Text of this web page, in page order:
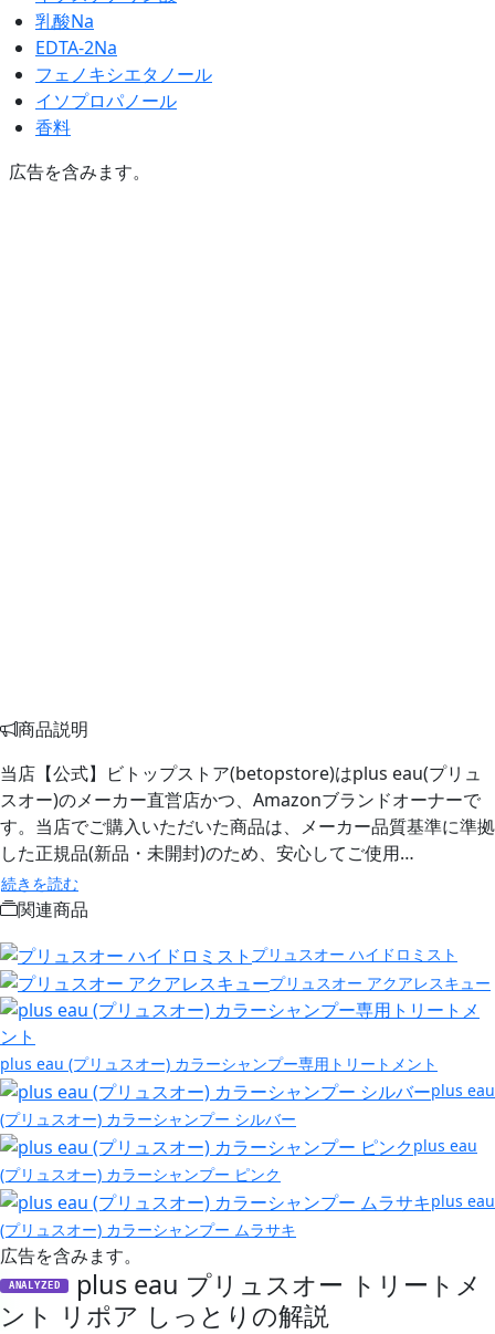
乳酸Na
EDTA-2Na
フェノキシエタノール
イソプロパノール
香料
広告を含みます。
商品説明
当店【公式】ビトップストア(betopstore)はplus eau(プリュ
スオー)のメーカー直営店かつ、Amazonブランドオーナーで
す。当店でご購入いただいた商品は、メーカー品質基準に準拠
した正規品(新品・未開封)のため、安心してご使用…
続きを読む
関連商品
プリュスオー ハイドロミスト
プリュスオー アクアレスキュー
plus eau (プリュスオー) カラーシャンプー専用トリートメント
plus eau
(プリュスオー) カラーシャンプー シルバー
plus eau
(プリュスオー) カラーシャンプー ピンク
plus eau
(プリュスオー) カラーシャンプー ムラサキ
広告を含みます。
ANALYZED
plus eau プリュスオー トリートメ
ント リポア しっとりの解説